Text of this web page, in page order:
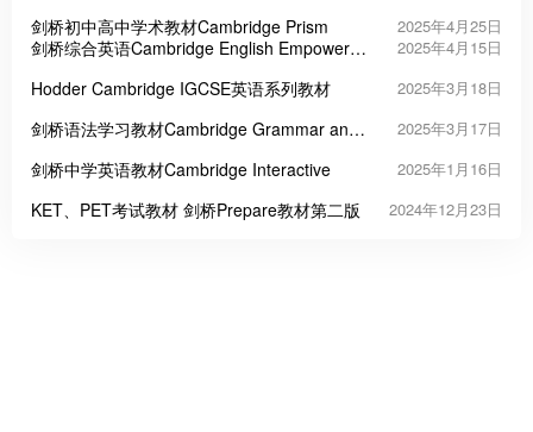
Cambridge International AS A Level
剑桥初中高中学术教材Cambridge Prism 2025年4月25日
剑桥综合英语Cambridge English Empower教
2025年4月15日
Hodder Cambridge IGCSE英语系列教材 2025年3月18日
剑桥语法学习教材Cambridge Grammar and
2025年3月17日
剑桥中学英语教材Cambridge Interactive 2025年1月16日
KET、PET考试教材 剑桥Prepare教材第二版 2024年12月23日